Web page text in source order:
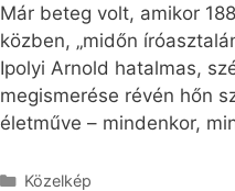
Már beteg volt, amikor
közben, „midőn
Ipolyi Arnold hatalmas,
megismerése révén hőn
életműve – mindenkor,
Kategória
Közelkép